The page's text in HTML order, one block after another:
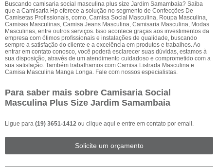
Buscando camisaria social masculina plus size Jardim Samambaia? Saiba
que a Camisaria Hp oferece a solução no segmento de Confecções De
Camisetas Profissionais, como, Camisa Social Masculina, Roupa Masculina,
Camisas Masculinas, Camisa Jeans Masculina, Camisaria Masculina, Modas
Masculinas, entre outros serviços. Isso acontece graças aos investimentos da
empresa com ótimos profissionais e instalações de qualidade, buscando
sempre a satisfação do cliente e a excelência em produtos e trabalhos. Ao
entrar em contato conosco, você poderá esclarecer suas dúvidas, estamos à
sua disposição, através de um atendimento cuidadoso e comprometido com a
sua satisfação. Também trabalhamos com Camisa Listrada Masculina e
Camisa Masculina Manga Longa. Fale com nossos especialistas.
Para saber mais sobre Camisaria Social
Masculina Plus Size Jardim Samambaia
Ligue para (19) 3651-1412 ou clique aqui e entre em contato por email.
Solicite um orçamento